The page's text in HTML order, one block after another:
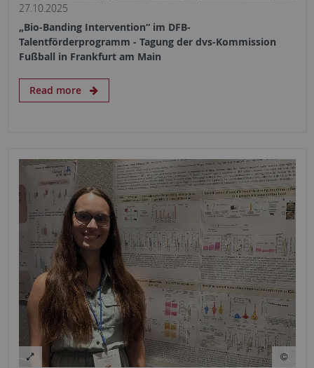
27.10.2025
„Bio-Banding Intervention“ im DFB-
Talentförderprogramm - Tagung der dvs-Kommission
Fußball in Frankfurt am Main
Read more